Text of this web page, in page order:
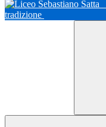
tradizione